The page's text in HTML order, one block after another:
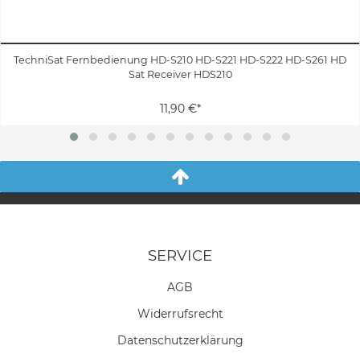
TechniSat Fernbedienung HD-S210 HD-S221 HD-S222 HD-S261 HD
Sat Receiver HDS210
11,90 €*
SERVICE
AGB
Widerrufs­recht
Daten­schutz­erklärung